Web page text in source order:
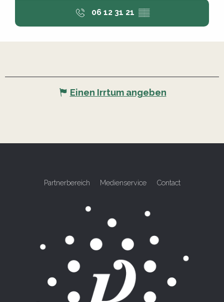
06 12 31 21 ▒▒
Einen Irrtum angeben
Partnerbereich Medienservice Contact